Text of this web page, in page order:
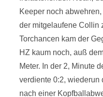
Keeper noch
der mitgelaufene Collin
Torchancen kam der
HZ kaum noch, auß
Meter. In der 2, Minute
verdiente 0:2, wiederun
nach einer